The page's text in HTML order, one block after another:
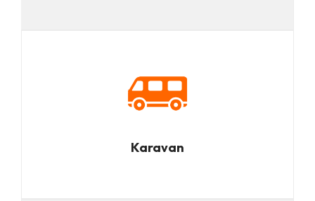
Karavan